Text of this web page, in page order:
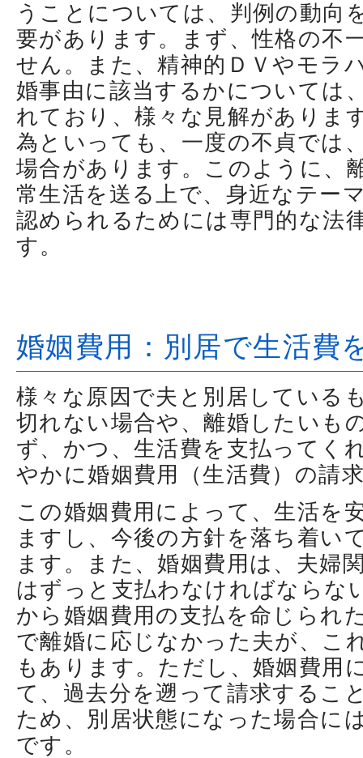
うことについては、判例の動向
要があります。まず、性格の不
せん。また、精神的ＤＶやモラ
婚事由に該当するかについては
れており、様々な見解がありま
為といっても、一度の不貞では
場合があります。このように、
常生活を送る上で、身近なテー
認められるためには専門的な法
す。
婚姻費用：別居で生活費
様々な原因で夫と別居している
切れない場合や、離婚したいも
ず、かつ、生活費を支払ってく
やかに婚姻費用（生活費）の請
この婚姻費用によって、生活を
ますし、今後の方針を落ち着い
ます。また、婚姻費用は、夫婦
はずっと支払わなければならな
から婚姻費用の支払を命じられ
で離婚に応じなかった夫が、こ
もあります。ただし、婚姻費用
て、過去分を遡って請求するこ
ため、別居状態になった場合に
です。